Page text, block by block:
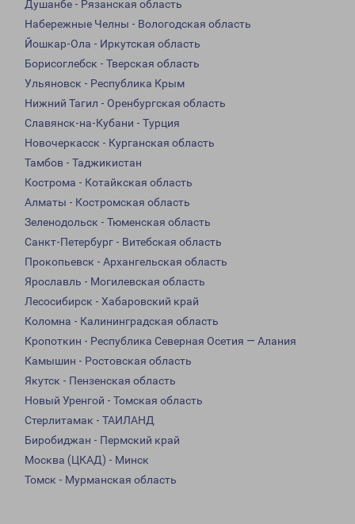
Душанбе - Рязанская область
Набережные Челны - Вологодская область
Йошкар-Ола - Иркутская область
Борисоглебск - Тверская область
Ульяновск - Республика Крым
Нижний Тагил - Оренбургская область
Славянск-на-Кубани - Турция
Новочеркасск - Курганская область
Тамбов - Таджикистан
Кострома - Котайкская область
Алматы - Костромская область
Зеленодольск - Тюменская область
Санкт-Петербург - Витебская область
Прокопьевск - Архангельская область
Ярославль - Могилевская область
Лесосибирск - Хабаровский край
Коломна - Калининградская область
Кропоткин - Республика Северная Осетия — Алания
Камышин - Ростовская область
Якутск - Пензенская область
Новый Уренгой - Томская область
Стерлитамак - ТАИЛАНД
Биробиджан - Пермский край
Москва (ЦКАД) - Минск
Томск - Мурманская область